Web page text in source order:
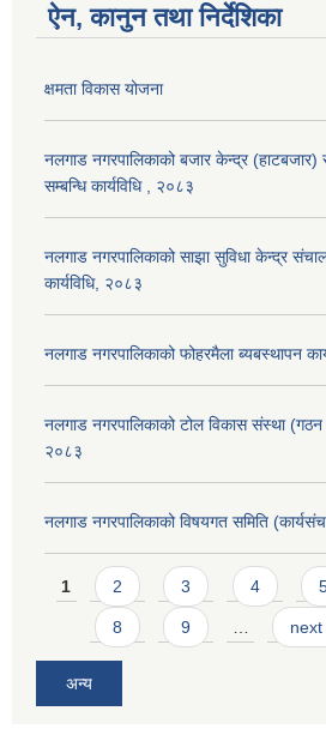
ऐन, कानुन तथा निर्देशिका
क्षमता विकास योजना
नलगाड नगरपालिकाको बजार केन्द्र
सम्बन्धि कार्यविधि , २०८३
नलगाड नगरपालिकाको साझा सुविधा केन्द्र
कार्यविधि, २०८३
नलगाड नगरपालिकाको फोहरमैला ब्यबस्थापन
नलगाड नगरपालिकाको टोल विकास संस्था (गठन
२०८३
नलगाड नगरपालिकाको विषयगत समिति
Pages
1 2 3 4
8 9 next
अन्य